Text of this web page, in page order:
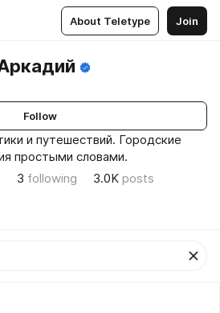
About Teletype Join
Follow
и путешествий. Городские
простыми словами.
3 following 3.0K posts